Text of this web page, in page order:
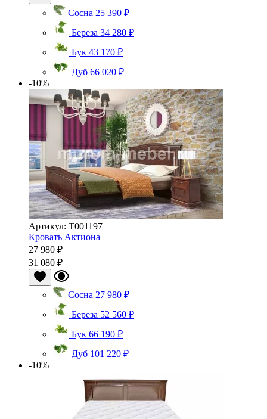
Сосна 25 390 ₽
Береза 34 280 ₽
Бук 43 170 ₽
Дуб 66 020 ₽
-10%
Артикул: Т001197
Кровать Актиона
27 980 ₽
31 080 ₽
Сосна 27 980 ₽
Береза 52 560 ₽
Бук 66 190 ₽
Дуб 101 220 ₽
-10%